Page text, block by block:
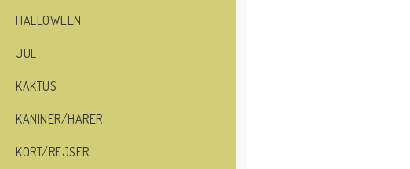
HALLOWEEN
JUL
KAKTUS
KANINER/HARER
KORT/REJSER